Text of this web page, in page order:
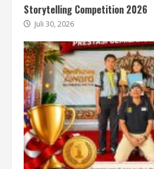
Storytelling Competition 2026
Juli 30, 2026